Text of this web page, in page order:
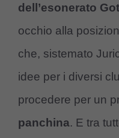
dell’esonerato
occhio alla
che, sistemato
idee per i diversi
procedere per un
panchina. E tra